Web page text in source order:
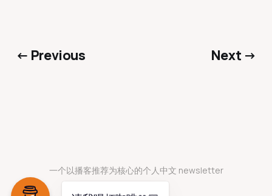
← Previous Next →
一个以播客推荐为核心的个人中文 newsletter